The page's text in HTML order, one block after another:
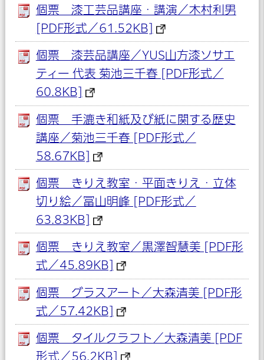
個票 漆工芸品講座・講演／木村利男
[PDF形式／61.52KB]
個票 漆芸品講座／YUS山方漆ソサエ
ティー 代表 菊池三千春 [PDF形式／
60.8KB]
個票 手漉き和紙及び紙に関する歴史
講座／菊池三千春 [PDF形式／
58.67KB]
個票 きりえ教室・平面きりえ・立体
切り絵／冨山明峰 [PDF形式／
63.83KB]
個票 きりえ教室／黒澤智慧美 [PDF形
式／45.89KB]
個票 グラスアート／大森清美 [PDF形
式／57.42KB]
個票 タイルクラフト／大森清美 [PDF
形式／56.2KB]